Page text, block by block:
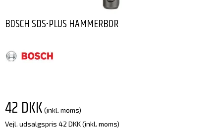
BOSCH SDS-PLUS HAMMERBOR
42 DKK (inkl. moms)
Vejl. udsalgspris 42 DKK(inkl. moms)